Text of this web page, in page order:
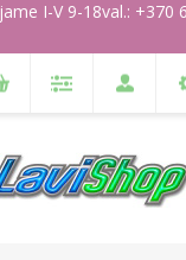
I-V 9-18val.: +370